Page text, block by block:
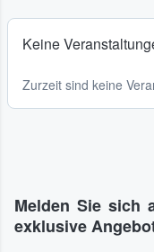
Keine
Zurzeit sind keine
Melden Sie sich
exklusive